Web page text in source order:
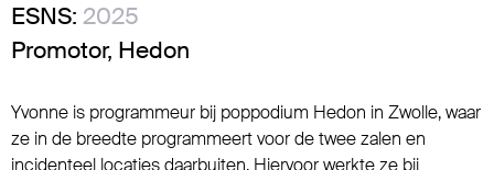
ESNS: 2025
Promotor, Hedon
Yvonne is programmeur bij poppodium Hedon in Zwolle, waar
ze in de breedte programmeert voor de twee zalen en
incidenteel locaties daarbuiten. Hiervoor werkte ze bij